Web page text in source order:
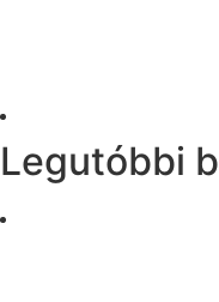
Legutóbbi